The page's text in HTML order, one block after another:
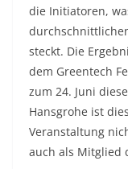
die Initiatoren,
steckt. Die
dem Greentech
zum 24. Juni
Hansgrohe ist
Veranstaltung
auch als Mitglied